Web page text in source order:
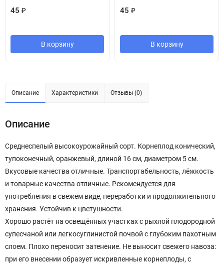
45 ₽
В корзину
45 ₽
В корзину
Описание Характеристики Отзывы (0)
Описание
Среднеспелый высокоурожайный сорт. Корнеплод конический,
тупоконечный, оранжевый, длиной 16 см, диаметром 5 см.
Вкусовые качества отличные. Транспортабельность, лёжкость
и товарные качества отличные. Рекомендуется для
употребления в свежем виде, переработки и продолжительного
хранения. Устойчив к цветушности.
Хорошо растёт на освещённых участках с рыхлой плодородной
супесчаной или легкосуглинистой почвой с глубоким пахотным
слоем. Плохо переносит затенение. Не выносит свежего навоза:
при его внесении образует искривленные корнеплоды, с